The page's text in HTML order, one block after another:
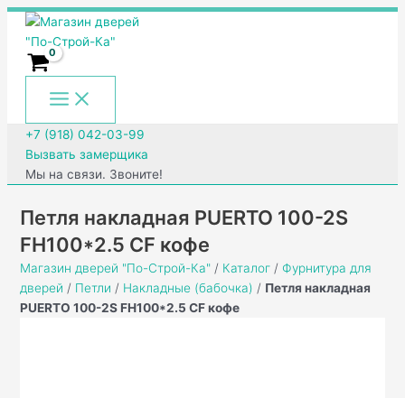
Перейти
содержимому
Main
Menu
+7 (918) 042-03-99
Вызвать замерщика
Мы на связи. Звоните!
Петля накладная PUERTO 100-2S
FH100*2.5 CF кофе
Магазин дверей "По-Строй-Ка"/ Каталог/ Фурнитура для
дверей / Петли / Накладные (бабочка) / Петля накладная
PUERTO 100-2S FH100*2.5 CF кофе
Количество
товара
Петля
накладная
100-
2S
FH100*2.5
CF
кофе